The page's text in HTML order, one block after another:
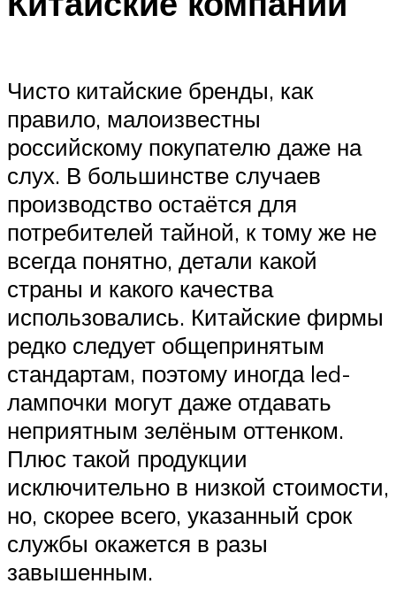
Чисто китайские бренды, как
правило, малоизвестны
российскому покупателю даже на
слух. В большинстве случаев
производство остаётся для
потребителей тайной, к тому же не
всегда понятно, детали какой
страны и какого качества
использовались. Китайские фирмы
редко следует общепринятым
стандартам, поэтому иногда led-
лампочки могут даже отдавать
неприятным зелёным оттенком.
Плюс такой продукции
исключительно в низкой стоимости,
но, скорее всего, указанный срок
службы окажется в разы
завышенным.